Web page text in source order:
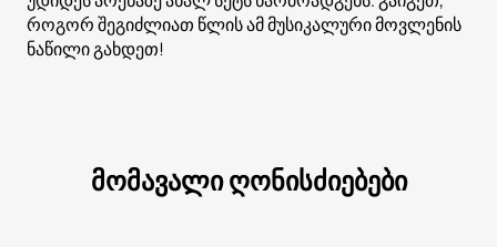
როგორ შეგიძლიათ წლის ამ მუსიკალური მოვლენის
ნაწილი გახდეთ!
მომავალი ღონისძიებები